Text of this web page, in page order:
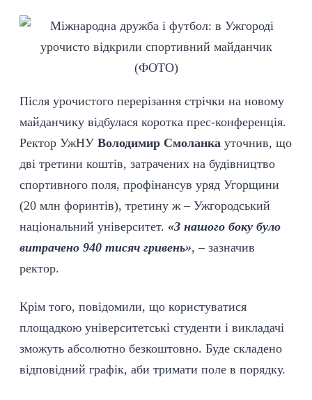
Після урочистого перерізання стрічки на новому
майданчику відбулася коротка прес-конференція.
Ректор УжНУ Володимир Смоланка уточнив, що
дві третини коштів, затрачених на будівництво
спортивного поля, профінансув уряд Угорщини
(20 млн форинтів), третину ж – Ужгородський
національний університет. «З нашого боку було
витрачено 940 тисяч гривень», – зазначив
ректор.
Крім того, повідомили, що користуватися
площадкою університетські студенти і викладачі
зможуть абсолютно безкоштовно. Буде складено
відповідний графік, аби тримати поле в порядку.